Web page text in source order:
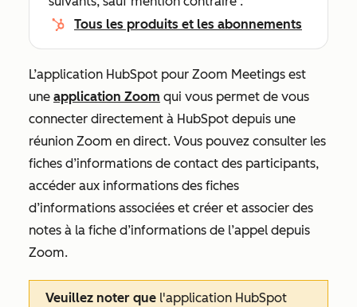
Tous les produits et les abonnements
L’application HubSpot pour Zoom Meetings est
une application Zoom qui vous permet de vous
connecter directement à HubSpot depuis une
réunion Zoom en direct. Vous pouvez consulter les
fiches d’informations de contact des participants,
accéder aux informations des fiches
d’informations associées et créer et associer des
notes à la fiche d’informations de l’appel depuis
Zoom.
Veuillez noter que l'application HubSpot